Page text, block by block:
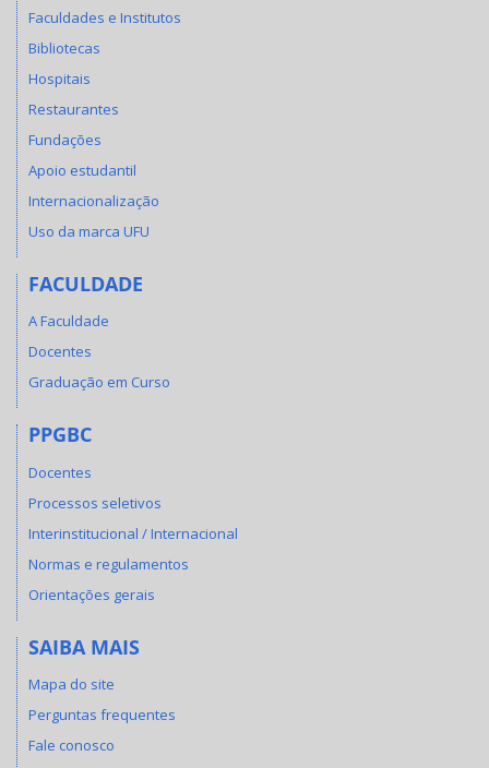
Faculdades e Institutos
Bibliotecas
Hospitais
Restaurantes
Fundações
Apoio estudantil
Internacionalização
Uso da marca UFU
FACULDADE
A Faculdade
Docentes
Graduação em Curso
PPGBC
Docentes
Processos seletivos
Interinstitucional / Internacional
Normas e regulamentos
Orientações gerais
SAIBA MAIS
Mapa do site
Perguntas frequentes
Fale conosco